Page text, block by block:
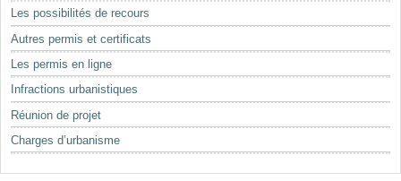
Les possibilités de recours
Autres permis et certificats
Les permis en ligne
Infractions urbanistiques
Réunion de projet
Charges d’urbanisme